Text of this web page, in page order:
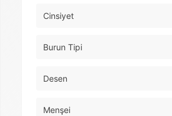
Cinsiyet
Burun Tipi
Desen
Menşei